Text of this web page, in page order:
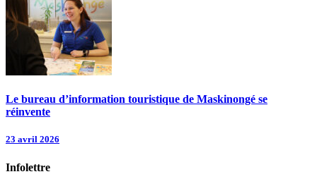
Le bureau d’information touristique de Maskinongé se
réinvente
23 avril 2026
Infolettre